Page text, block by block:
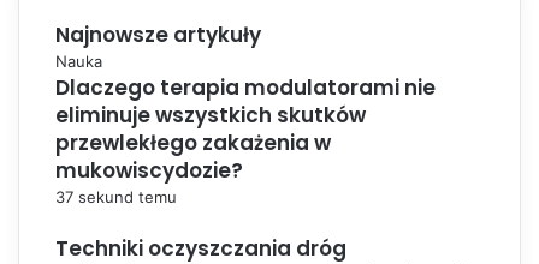
Najnowsze artykuły
Nauka
Dlaczego terapia modulatorami nie
eliminuje wszystkich skutków
przewlekłego zakażenia w
mukowiscydozie?
37 sekund temu
Techniki oczyszczania dróg